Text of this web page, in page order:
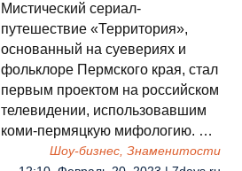
Мистический сериал-
путешествие «Территория»,
основанный на суевериях и
фольклоре Пермского края, стал
первым проектом на российском
телевидении, использовавшим
коми-пермяцкую мифологию. …
Шоу-бизнес, Знаменитости